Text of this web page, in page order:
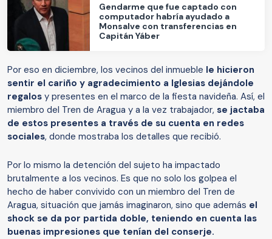
Gendarme que fue captado con
computador habría ayudado a
Monsalve con transferencias en
Capitán Yáber
Por eso en diciembre, los vecinos del inmueble le hicieron
sentir el cariño y agradecimiento a Iglesias dejándole
regalos y presentes en el marco de la fiesta navideña. Así, el
miembro del Tren de Aragua y a la vez trabajador, se jactaba
de estos presentes a través de su cuenta en redes
sociales, donde mostraba los detalles que recibió.
Por lo mismo la detención del sujeto ha impactado
brutalmente a los vecinos. Es que no solo los golpea el
hecho de haber convivido con un miembro del Tren de
Aragua, situación que jamás imaginaron, sino que además el
shock se da por partida doble, teniendo en cuenta las
buenas impresiones que tenían del conserje.